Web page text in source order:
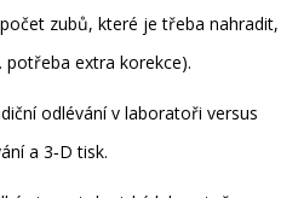
zubů, které je třeba nahradit,
potřeba extra korekce).
odlévání v laboratoři versus
a 3‑D tisk.